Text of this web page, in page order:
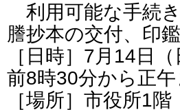
利用可能な手続
謄抄本の交付、印
［日時］7月14日
前8時30分から正
［場所］市役所1階